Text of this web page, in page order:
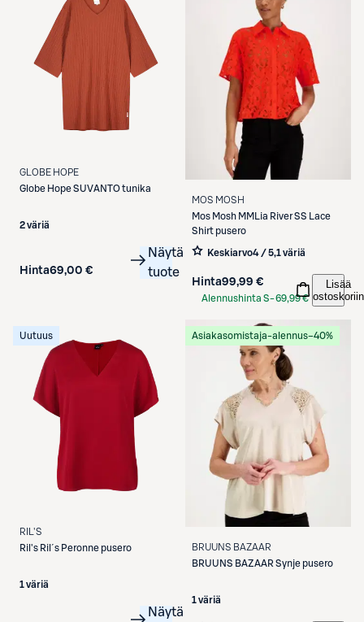
GLOBE HOPE
Globe HopeSUVANTO tunika
2 väriä
Hinta69,00 €
Näytä
tuote
MOS MOSH
Mos Mosh MMLia River SS Lace
Shirt pusero
Keskiarvo4 / 5,1 väriä
Hinta99,99 €
Alennushinta S-69,99 €
Lisää
ostoskoriin
Uutuus
RIL'S
Ril's Ril´s Peronne pusero
1 väriä
Näytä
Asiakasomistaja-alennus−40%
BRUUNS BAZAAR
BRUUNS BAZAAR Synje pusero
1 väriä